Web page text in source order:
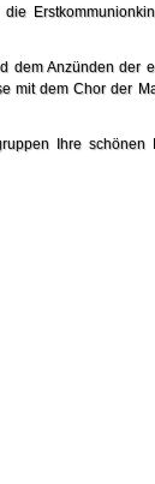
dem Anzünden der
mit dem Chor der
Ihre